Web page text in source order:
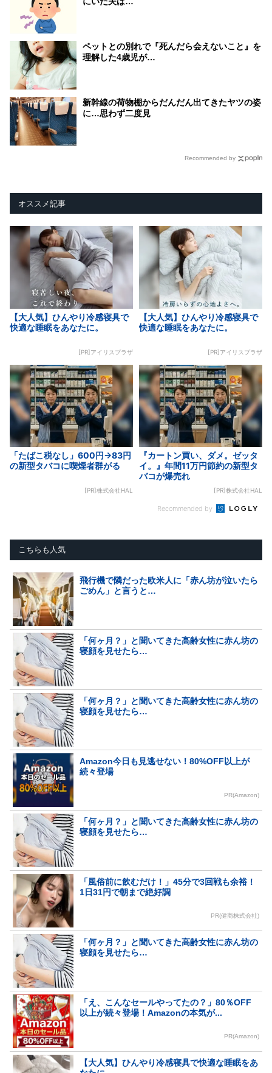
ペットとの別れで『死んだら会えないこと』を
理解した4歳児が…
新幹線の荷物棚からだんだん出てきたヤツの姿
に…思わず二度見
Recommended by
オススメ記事
【大人気】ひんやり冷感寝具で
快適な睡眠をあなたに。
[PR]アイリスプラザ
【大人気】ひんやり冷感寝具で
快適な睡眠をあなたに。
[PR]アイリスプラザ
「たばこ税なし」600円→83円
の新型タバコに喫煙者群がる
[PR]株式会社HAL
『カートン買い、ダメ。ゼッタ
イ。』年間11万円節約の新型タ
バコが爆売れ
[PR]株式会社HAL
Recommended by
こちらも人気
飛行機で隣だった欧米人に「赤ん坊が泣いたら
ごめん」と言うと…
「何ヶ月？」と聞いてきた高齢女性に赤ん坊の
寝顔を見せたら…
「何ヶ月？」と聞いてきた高齢女性に赤ん坊の
寝顔を見せたら…
Amazon今日も見逃せない！80%OFF以上が
続々登場
PR(Amazon)
「何ヶ月？」と聞いてきた高齢女性に赤ん坊の
寝顔を見せたら…
「風俗前に飲むだけ！」45分で3回戦も余裕！
1日31円で朝まで絶好調
PR(健商株式会社)
「何ヶ月？」と聞いてきた高齢女性に赤ん坊の
寝顔を見せたら…
「え、こんなセールやってたの？」80％OFF
以上が続々登場！Amazonの本気が...
PR(Amazon)
【大人気】ひんやり冷感寝具で快適な睡眠をあ